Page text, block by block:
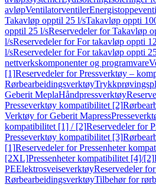
avløpVentilatorventiler
Takavløp opptil 25 l/sTakavløp oppti
opptil 25 l/sReservedeler for Takavløp
l/sReservedeler for For takavløp oppti
l/sReservedeler for For takavløp oppti
nettverkskomponenter og programvare
[1]Reservedeler for Pressverktøy –
Rørbearbeidingsverktøy
Geberit MeplaHåndpressverktøy
Presseverktøy kompatibilitet [2]
Verktøy for Geberit Mapress
kompatibilitet [1] / [2]Reservedeler for
Presseverktøy kompatibilitet [3]
[1]Reservedeler for Pressenheter
[2XL]Pressenheter kompatibilitet [4]/[2]
PEElektrosveiseverktøyReservedeler
RørbearbeidingsverktøyTilbehør for